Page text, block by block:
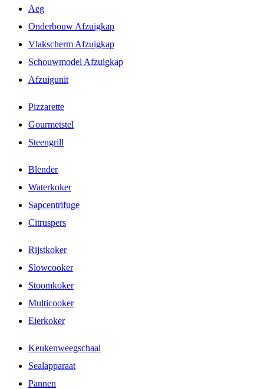
Aeg
Onderbouw Afzuigkap
Vlakscherm Afzuigkap
Schouwmodel Afzuigkap
Afzuigunit
Pizzarette
Gourmetstel
Steengrill
Blender
Waterkoker
Sapcentrifuge
Citruspers
Rijstkoker
Slowcooker
Stoomkoker
Multicooker
Eierkoker
Keukenweegschaal
Sealapparaat
Pannen